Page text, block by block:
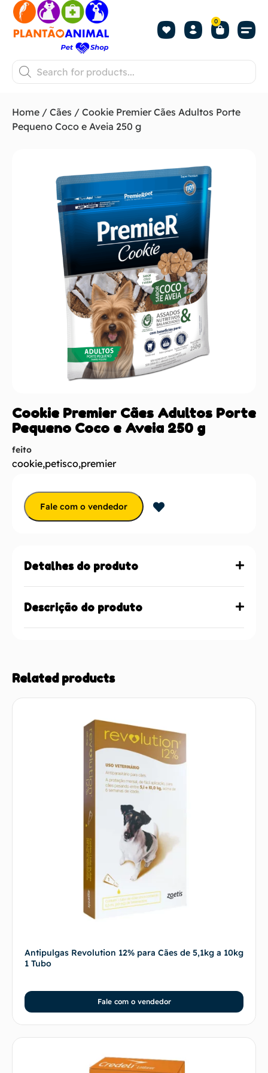
0
Home / Cães / Cookie Premier Cães Adultos Porte
Pequeno Coco e Aveia 250 g
Cookie Premier Cães Adultos Porte
Pequeno Coco e Aveia 250 g
feito
cookie,petisco,premier
Fale com o vendedor
Detalhes do produto
Descrição do produto
Related products
Antipulgas Revolution 12% para Cães de 5,1kg a 10kg
1 Tubo
Fale com o vendedor